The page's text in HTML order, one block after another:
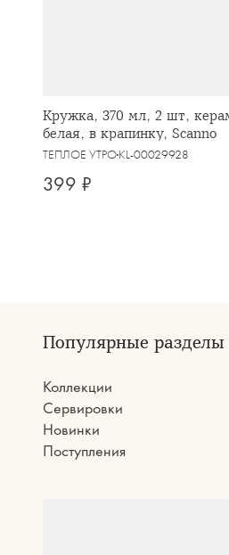
Кружка, 370 мл, 2 шт,
белая, в крапинку, Scanno
ТЕПЛОЕ УТРОKL-00029928
399 ₽
Популярные разделы
Коллекции
Сервировки
Новинки
Поступления